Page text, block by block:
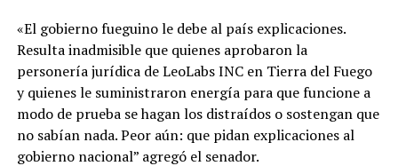
«El gobierno fueguino le debe al país explicaciones.
Resulta inadmisible que quienes aprobaron la
personería jurídica de LeoLabs INC en Tierra del Fuego
y quienes le suministraron energía para que funcione a
modo de prueba se hagan los distraídos o sostengan que
no sabían nada. Peor aún: que pidan explicaciones al
gobierno nacional” agregó el senador.